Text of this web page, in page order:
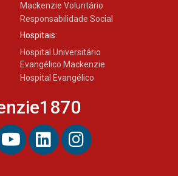
Mackenzie Voluntário
Responsabilidade Social
Hospitais:
Hospital Universitário
Evangélico Mackenzie
Hospital Evangélico